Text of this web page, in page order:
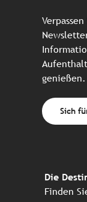
genießen.
Sich
Die
Finden